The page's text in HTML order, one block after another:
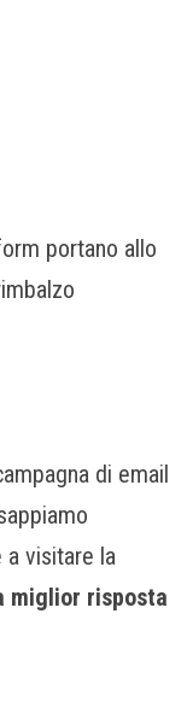
portano allo
di email
a visitare la
miglior risposta